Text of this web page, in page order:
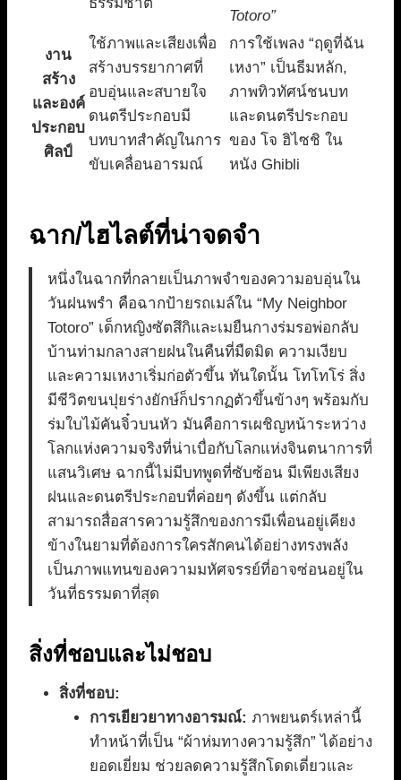
Totoro”
งาน
สร้าง
และองค์
ประกอบ
ศิลป์
ใช้ภาพและเสียงเพื่อ
สร้างบรรยากาศที่
อบอุ่นและสบายใจ
ดนตรีประกอบมี
บทบาทสำคัญในการ
ขับเคลื่อนอารมณ์
การใช้เพลง “ฤดูที่ฉัน
เหงา” เป็นธีมหลัก,
ภาพทิวทัศน์ชนบท
และดนตรีประกอบ
ของ โจ ฮิไซชิ ใน
หนัง Ghibli
ฉาก/ไฮไลต์ที่น่าจดจำ
หนึ่งในฉากที่กลายเป็นภาพจำของความอบอุ่นใน
วันฝนพรำ คือฉากป้ายรถเมล์ใน “My Neighbor
Totoro” เด็กหญิงซัตสึกิและเมยืนกางร่มรอพ่อกลับ
บ้านท่ามกลางสายฝนในคืนที่มืดมิด ความเงียบ
และความเหงาเริ่มก่อตัวขึ้น ทันใดนั้น โทโทโร่ สิ่ง
มีชีวิตขนปุยร่างยักษ์ก็ปรากฏตัวขึ้นข้างๆ พร้อมกับ
ร่มใบไม้คันจิ๋วบนหัว มันคือการเผชิญหน้าระหว่าง
โลกแห่งความจริงที่น่าเบื่อกับโลกแห่งจินตนาการที่
แสนวิเศษ ฉากนี้ไม่มีบทพูดที่ซับซ้อน มีเพียงเสียง
ฝนและดนตรีประกอบที่ค่อยๆ ดังขึ้น แต่กลับ
สามารถสื่อสารความรู้สึกของการมีเพื่อนอยู่เคียง
ข้างในยามที่ต้องการใครสักคนได้อย่างทรงพลัง
เป็นภาพแทนของความมหัศจรรย์ที่อาจซ่อนอยู่ใน
วันที่ธรรมดาที่สุด
สิ่งที่ชอบและไม่ชอบ
สิ่งที่ชอบ:
การเยียวยาทางอารมณ์: ภาพยนตร์เหล่านี้
ทำหน้าที่เป็น “ผ้าห่มทางความรู้สึก” ได้อย่าง
ยอดเยี่ยม ช่วยลดความรู้สึกโดดเดี่ยวและ